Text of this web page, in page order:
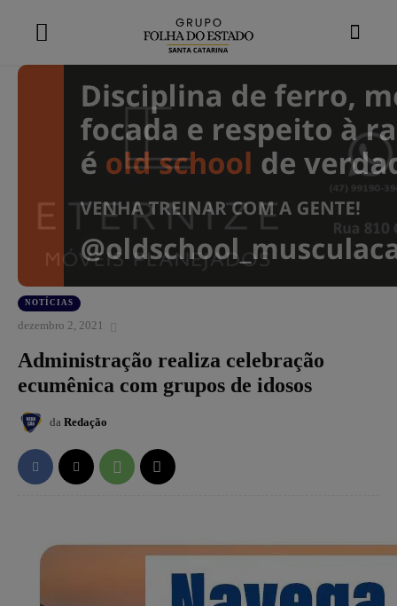
NOTÍCIAS
dezembro 2, 2021
Administração realiza celebração
ecumênica com grupos de idosos
da Redação